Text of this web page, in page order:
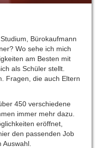
Bürokaufmann
Wo sehe ich mich
am Besten mit
als Schüler stellt.
Fragen, die auch Eltern
450 verschiedene
immer mehr dazu.
eröffnet,
den passenden Job